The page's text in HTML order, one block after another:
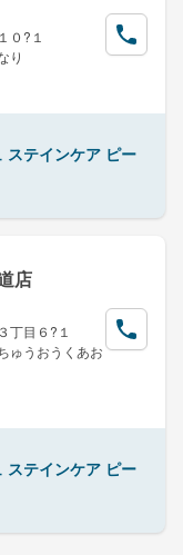
０?１
り
ステインケア ピー
店
丁目６?１
ゅうおうくあお
ステインケア ピー